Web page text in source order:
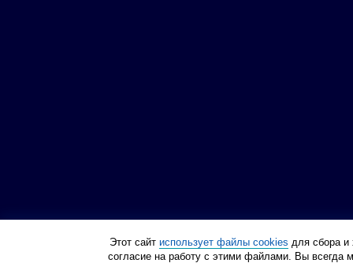
Этот сайт использует файлы cookies для сбора и
согласие на работу с этими файлами. Вы всегда